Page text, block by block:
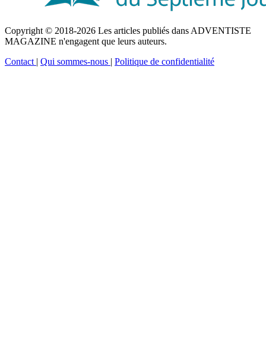
Copyright © 2018-2026 Les articles publiés dans ADVENTISTE
MAGAZINE n'engagent que leurs auteurs.
Contact | Qui sommes-nous | Politique de confidentialité